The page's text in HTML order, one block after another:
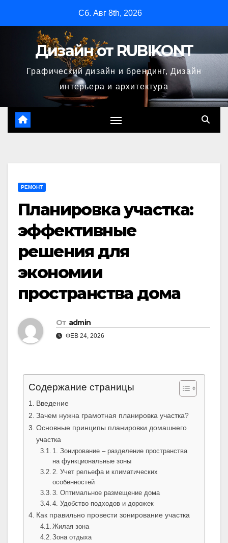
содержимому
Сб. Авг 8th, 2026
Дизайн от RUBIKONT
Графический дизайн и брендинг, Дизайн
интерьера и архитектура
РЕМОНТ
Планировка участка:
эффективные
решения для
экономии
пространства дома
От admin
ФЕВ 24, 2026
Содержание страницы
Введение
Зачем нужна грамотная планировка участка?
Основные принципы планировки домашнего
участка
1. Зонирование – разделение пространства
на функциональные зоны
2. Учет рельефа и климатических
особенностей
3. Оптимальное размещение дома
4. Удобство подходов и дорожек
Как правильно провести зонирование участка
Жилая зона
Зона отдыха